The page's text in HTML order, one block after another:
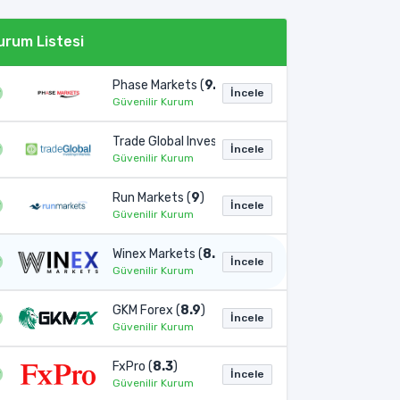
aracı kurumu Kıbrıs, İngiltere, Güney Afrika, Birleşik Arap
Listesi
Phase Markets (9.1 )
Güvenilir Kurum
İncele
Trade Global Invest (9)
Güvenilir Kurum
İncele
Run Markets (9)
Güvenilir Kurum
İncele
Winex Markets (8.9)
Güvenilir Kurum
İncele
GKM Forex (8.9)
Güvenilir Kurum
İncele
FxPro (8.3)
Güvenilir Kurum
İncele